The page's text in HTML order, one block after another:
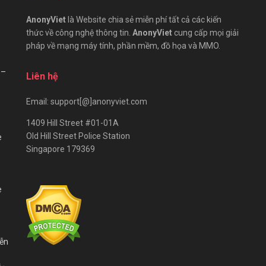
AnonyVietlà Website chia sẻ miễn phí tất cả các kiến
thức về công nghệ thông tin. AnonyViet cung cấp mọi giải
pháp về mạng máy tính, phần mềm, đồ họa và MMO.
Liên hệ
Email: support[@]anonyviet.com
1409 Hill Street #01-01A
Old Hill Street Police Station
Singapore 179369